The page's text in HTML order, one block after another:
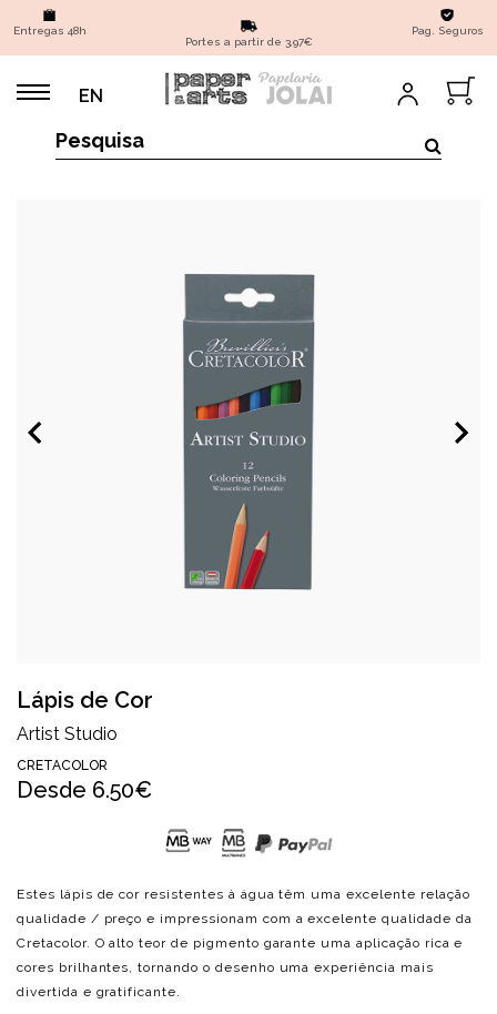
Entregas 48h
Portes a partir de 3,97€
Pag. Seguros
EN
Lápis de Cor
Artist Studio
CRETACOLOR
Desde 6.50€
Estes lápis de cor resistentes à água têm uma excelente relação
qualidade / preço e impressionam com a excelente qualidade da
Cretacolor. O alto teor de pigmento garante uma aplicação rica e
cores brilhantes, tornando o desenho uma experiência mais
divertida e gratificante.